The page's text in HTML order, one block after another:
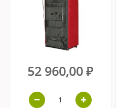
52 960,00 ₽